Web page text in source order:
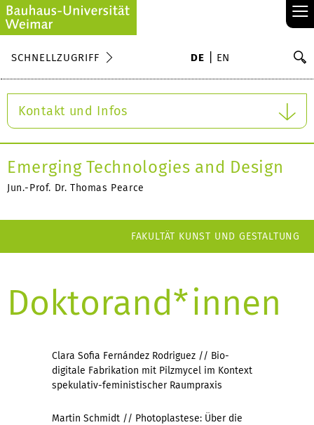
≡
SCHNELLZUGRIFF DE EN
Kontakt und Infos
Emerging Technologies and Design
Jun.-Prof. Dr. Thomas Pearce
FAKULTÄT KUNST UND GESTALTUNG
Doktorand*innen
Clara Sofia Fernández Rodriguez // Bio-
digitale Fabrikation mit Pilzmycel im Kontext
spekulativ-feministischer Raumpraxis
Martin Schmidt // Photoplastese: Über die